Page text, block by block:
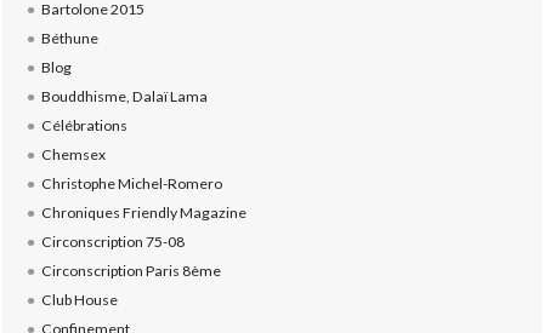
Bartolone 2015
Béthune
Blog
Bouddhisme, Dalaï Lama
Célébrations
Chemsex
Christophe Michel-Romero
Chroniques Friendly Magazine
Circonscription 75-08
Circonscription Paris 8ème
Club House
Confinement